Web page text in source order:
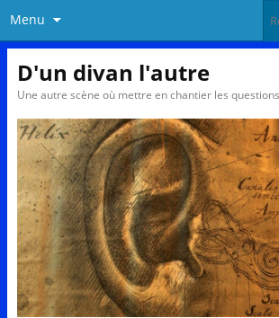
Menu
D'un divan l'autre
Une autre scène où mettre en chantier les